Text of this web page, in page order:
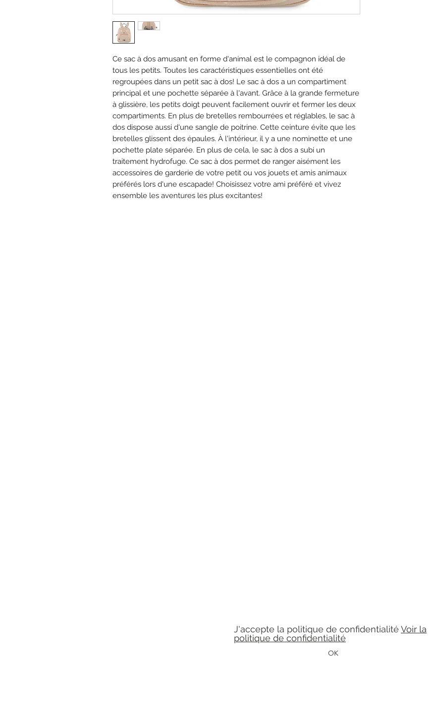
Ce sac à dos amusant en forme d'animal est le compagnon idéal de
tous les petits. Toutes les caractéristiques essentielles ont été
regroupées dans un petit sac à dos! Le sac à dos a un compartiment
principal et une pochette séparée à l'avant. Grâce à la grande fermeture
à glissière, les petits doigt peuvent facilement ouvrir et fermer les deux
compartiments. En plus de bretelles rembourrées et réglables, le sac à
dos dispose aussi d'une sangle de poitrine. Cette ceinture évite que les
bretelles glissent des épaules. À l'intérieur, il y a une nominette et une
pochette plate séparée. En plus de cela, le sac à dos a subi un
traitement hydrofuge. Ce sac à dos permet de ranger aisément les
accessoires de garderie de votre petit ou vos jouets et amis animaux
préférés lors d'une escapade! Choisissez votre ami préféré et vivez
ensemble les aventures les plus excitantes!
J'accepte la politique de confidentialité Voir la
politique de confidentialité
OK